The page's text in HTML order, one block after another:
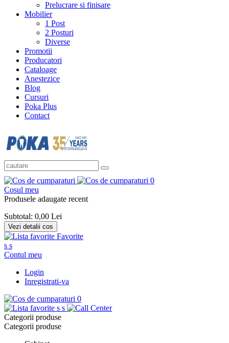
Prelucrare si finisare
Mobilier
1 Post
2 Posturi
Diverse
Promotii
Producatori
Cataloage
Anestezice
Blog
Cursuri
Poka Plus
Contact
0
Cosul meu
Produsele adaugate recent
Subtotal: 0,00 Lei
Vezi detalii cos
Favorite
s s
Contul meu
Login
Inregistrati-va
0
s s
Categorii produse
Categorii produse